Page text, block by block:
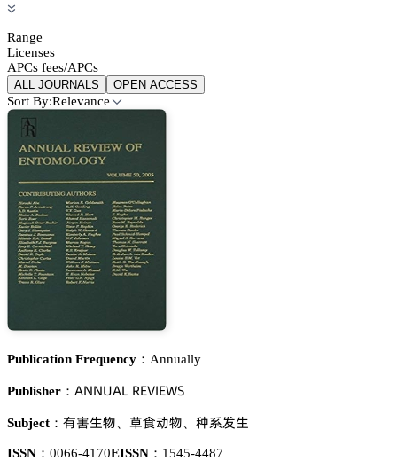
Range
Licenses
APCs fees/APCs
ALL JOURNALS OPEN ACCESS
Sort By:Relevance
Publication Frequency： Annually
Publisher： 嵻沟沟侶嵻欄 葤乊妯喊乊遙偌
Subject： 犲遇璗醑 椏䮢鿞醑 舓忚䖵璗
ISSN： 0066-4170EISSN： 1545-4487